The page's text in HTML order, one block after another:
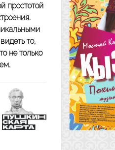
простотой
то,
не только